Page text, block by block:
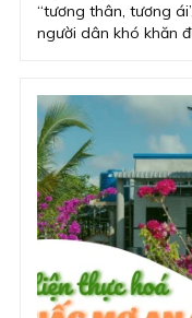
“tương thân, tương
người dân khó khăn
hình hay, cách làm